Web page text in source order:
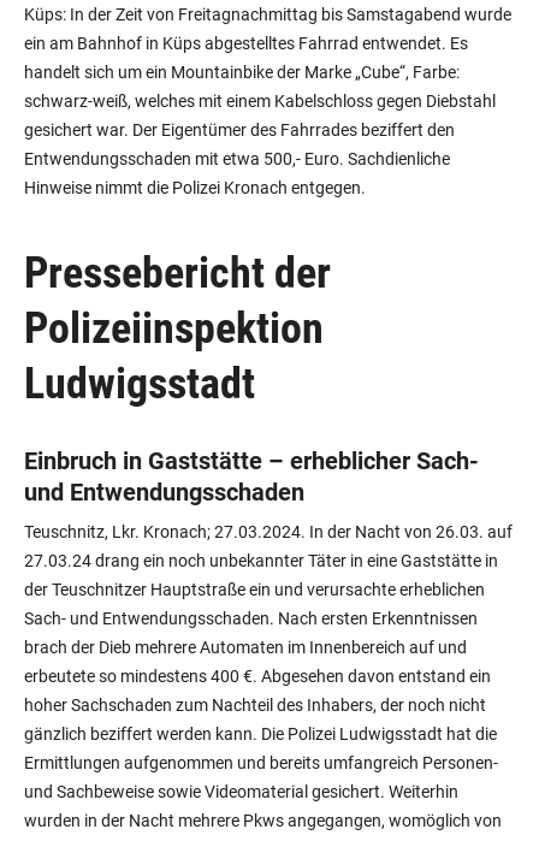
Küps: In der Zeit von Freitagnachmittag bis Samstagabend wurde
ein am Bahnhof in Küps abgestelltes Fahrrad entwendet. Es
handelt sich um ein Mountainbike der Marke „Cube“, Farbe:
schwarz-weiß, welches mit einem Kabelschloss gegen Diebstahl
gesichert war. Der Eigentümer des Fahrrades beziffert den
Entwendungsschaden mit etwa 500,- Euro. Sachdienliche
Hinweise nimmt die Polizei Kronach entgegen.
Pressebericht der
Polizeiinspektion
Ludwigsstadt
Einbruch in Gaststätte – erheblicher Sach-
und Entwendungsschaden
Teuschnitz, Lkr. Kronach; 27.03.2024. In der Nacht von 26.03. auf
27.03.24 drang ein noch unbekannter Täter in eine Gaststätte in
der Teuschnitzer Hauptstraße ein und verursachte erheblichen
Sach- und Entwendungsschaden. Nach ersten Erkenntnissen
brach der Dieb mehrere Automaten im Innenbereich auf und
erbeutete so mindestens 400 €. Abgesehen davon entstand ein
hoher Sachschaden zum Nachteil des Inhabers, der noch nicht
gänzlich beziffert werden kann. Die Polizei Ludwigsstadt hat die
Ermittlungen aufgenommen und bereits umfangreich Personen-
und Sachbeweise sowie Videomaterial gesichert. Weiterhin
wurden in der Nacht mehrere Pkws angegangen, womöglich von